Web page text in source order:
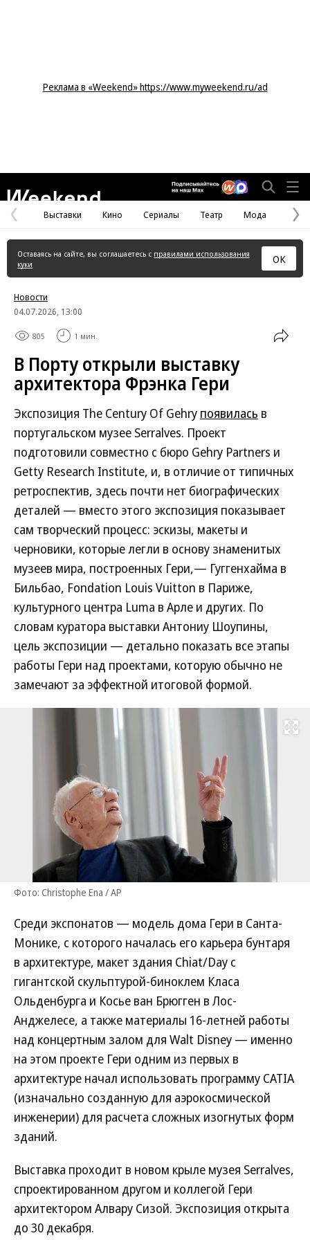
Реклама в «Weekend» https://www.myweekend.ru/ad
Предыдущая
страница
Выставки Кино Сериалы Театр Мода
Оставаясь на сайте, вы соглашаетесь с правилами использования
куки
ОК
Новости
04.07.2026, 13:00
805 1 мин.
В Порту открыли выставку
архитектора Фрэнка Гери
Экспозиция The Century Of Gehry появилась в
португальском музее Serralves. Проект
подготовили совместно с бюро Gehry Partners и
Getty Research Institute, и, в отличие от типичных
ретроспектив, здесь почти нет биографических
деталей — вместо этого экспозиция показывает
сам творческий процесс: эскизы, макеты и
черновики, которые легли в основу знаменитых
музеев мира, построенных Гери,— Гуггенхайма в
Бильбао, Fondation Louis Vuitton в Париже,
культурного центра Luma в Арле и других. По
словам куратора выставки Антониу Шоупины,
цель экспозиции — детально показать все этапы
работы Гери над проектами, которую обычно не
замечают за эффектной итоговой формой.
Развернуть
Фото: Christophe Ena / AP
Среди экспонатов — модель дома Гери в Санта-
Монике, с которого началась его карьера бунтаря
в архитектуре, макет здания Chiat/Day с
гигантской скульптурой-биноклем Класа
Ольденбурга и Косье ван Брюгген в Лос-
Анджелесе, а также материалы 16-летней работы
над концертным залом для Walt Disney — именно
на этом проекте Гери одним из первых в
архитектуре начал использовать программу CATIA
(изначально созданную для аэрокосмической
инженерии) для расчета сложных изогнутых форм
зданий.
Выставка проходит в новом крыле музея Serralves,
спроектированном другом и коллегой Гери
архитектором Алвару Сизой. Экспозиция открыта
до 30 декабря.